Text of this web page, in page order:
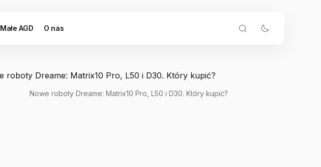
Małe AGD O nas
Nowe roboty Dreame: Matrix10 Pro, L50 i D30. Który kupić?